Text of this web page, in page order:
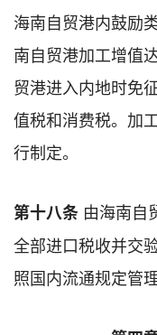
海南自贸港内鼓励
南自贸港加工增值
贸港进入内地时免
值税和消费税。加
行制定。
第十八条 由海南自
全部进口税收并交
照国内流通规定管